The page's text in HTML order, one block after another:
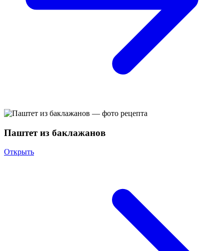
Паштет из баклажанов
Открыть